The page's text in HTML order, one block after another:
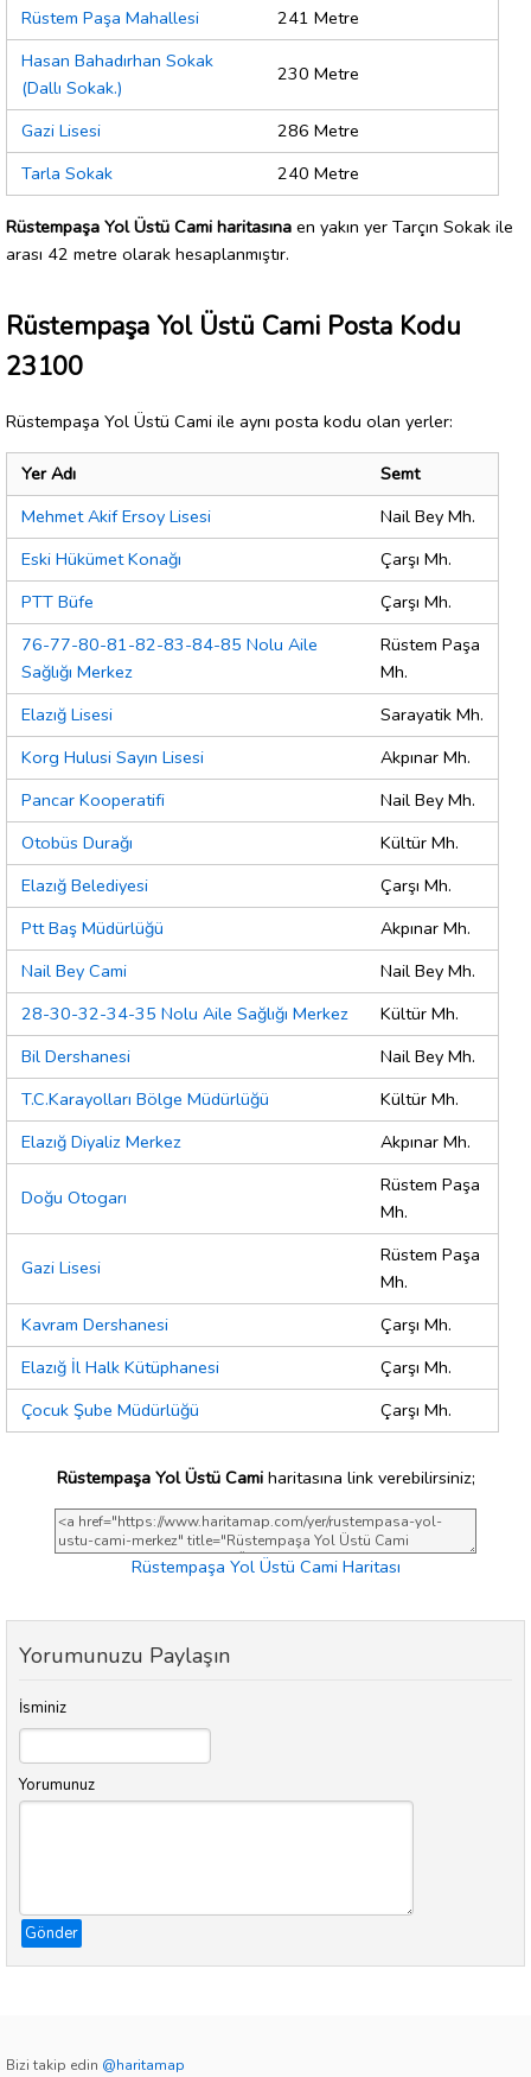
Rüstem Paşa Mahallesi
241 Metre
Hasan Bahadırhan Sokak
(Dallı Sokak.)
230 Metre
Gazi Lisesi
286 Metre
Tarla Sokak
240 Metre
Rüstempaşa Yol Üstü Cami haritasına en yakın yer Tarçın Sokak ile
arası 42 metre olarak hesaplanmıştır.
Rüstempaşa Yol Üstü Cami Posta Kodu
23100
Rüstempaşa Yol Üstü Cami ile aynı posta kodu olan yerler:
Yer Adı
Semt
Mehmet Akif Ersoy Lisesi
Nail Bey Mh.
Eski Hükümet Konağı
Çarşı Mh.
PTT Büfe
Çarşı Mh.
76-77-80-81-82-83-84-85 Nolu Aile
Sağlığı Merkez
Rüstem Paşa
Mh.
Elazığ Lisesi
Sarayatik Mh.
Korg Hulusi Sayın Lisesi
Akpınar Mh.
Pancar Kooperatifi
Nail Bey Mh.
Otobüs Durağı
Kültür Mh.
Elazığ Belediyesi
Çarşı Mh.
Ptt Baş Müdürlüğü
Akpınar Mh.
Nail Bey Cami
Nail Bey Mh.
28-30-32-34-35 Nolu Aile Sağlığı Merkez
Kültür Mh.
Bil Dershanesi
Nail Bey Mh.
T.C.Karayolları Bölge Müdürlüğü
Kültür Mh.
Elazığ Diyaliz Merkez
Akpınar Mh.
Doğu Otogarı
Rüstem Paşa
Mh.
Gazi Lisesi
Rüstem Paşa
Mh.
Kavram Dershanesi
Çarşı Mh.
Elazığ İl Halk Kütüphanesi
Çarşı Mh.
Çocuk Şube Müdürlüğü
Çarşı Mh.
Rüstempaşa Yol Üstü Camiharitasına link verebilirsiniz;
Rüstempaşa Yol Üstü Cami Haritası
Yorumunuzu Paylaşın
İsminiz
Yorumunuz
Gönder
Bizi takip edin @haritamap